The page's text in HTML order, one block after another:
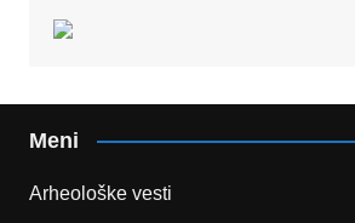
Meni
Arheološke vesti